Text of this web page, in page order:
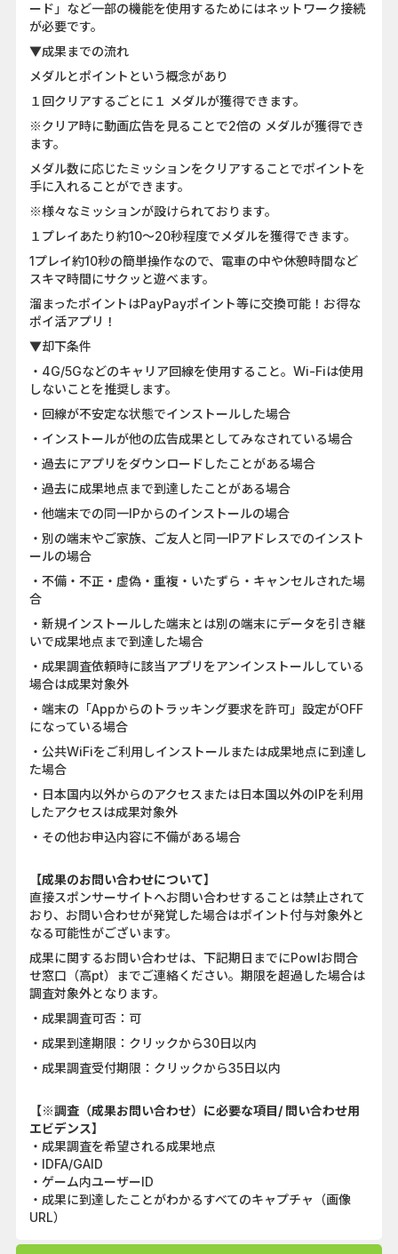
ード」など一部の機能を使用するためにはネットワーク接続
が必要です。
▼成果までの流れ
メダルとポイントという概念があり
１回クリアするごとに１ メダルが獲得できます。
※クリア時に動画広告を見ることで2倍の メダルが獲得でき
ます。
メダル数に応じたミッションをクリアすることでポイントを
手に入れることができます。
※様々なミッションが設けられております。
１プレイあたり約10〜20秒程度でメダルを獲得できます。
1プレイ約10秒の簡単操作なので、電車の中や休憩時間など
スキマ時間にサクッと遊べます。
溜まったポイントはPayPayポイント等に交換可能！お得な
ポイ活アプリ！
▼却下条件
・4G/5Gなどのキャリア回線を使用すること。Wi-Fiは使用
しないことを推奨します。
・回線が不安定な状態でインストールした場合
・インストールが他の広告成果としてみなされている場合
・過去にアプリをダウンロードしたことがある場合
・過去に成果地点まで到達したことがある場合
・他端末での同一IPからのインストールの場合
・別の端末やご家族、ご友人と同一IPアドレスでのインスト
ールの場合
・不備・不正・虚偽・重複・いたずら・キャンセルされた場
合
・新規インストールした端末とは別の端末にデータを引き継
いで成果地点まで到達した場合
・成果調査依頼時に該当アプリをアンインストールしている
場合は成果対象外
・端末の「Appからのトラッキング要求を許可」設定がOFF
になっている場合
・公共WiFiをご利用しインストールまたは成果地点に到達し
た場合
・日本国内以外からのアクセスまたは日本国以外のIPを利用
したアクセスは成果対象外
・その他お申込内容に不備がある場合
【成果のお問い合わせについて】
直接スポンサーサイトへお問い合わせすることは禁止されて
おり、お問い合わせが発覚した場合はポイント付与対象外と
なる可能性がございます。
成果に関するお問い合わせは、下記期日までにPowlお問合
せ窓口（高pt）までご連絡ください。期限を超過した場合は
調査対象外となります。
・成果調査可否：可
・成果到達期限：クリックから30日以内
・成果調査受付期限：クリックから35日以内
【※調査（成果お問い合わせ）に必要な項目/ 問い合わせ用
エビデンス】
・成果調査を希望される成果地点
・IDFA/GAID
・ゲーム内ユーザーID
・成果に到達したことがわかるすべてのキャプチャ（画像
URL）